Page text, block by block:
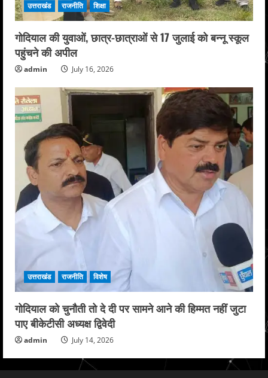
उत्तराखंड राजनीति शिक्षा
गोदियाल की युवाओं, छात्र-छात्राओं से 17 जुलाई को बन्नू स्कूल
पहुंचने की अपील
admin July 16, 2026
उत्तराखंड राजनीति विशेष
गोदियाल को चुनौती तो दे दी पर सामने आने की हिम्मत नहीं जुटा
पाए बीकेटीसी अध्यक्ष द्विवेदी
admin July 14, 2026